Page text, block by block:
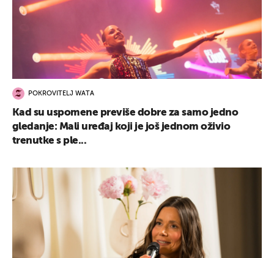
POKROVITELJ WATA
Kad su uspomene previše dobre za samo jedno
gledanje: Mali uređaj koji je još jednom oživio
trenutke s ple...